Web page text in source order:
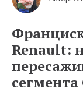
Renault:
сегмента